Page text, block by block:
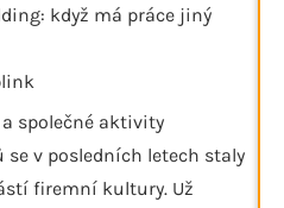
když má práce jiný
společné aktivity
se v posledních letech staly
firemní kultury. Už